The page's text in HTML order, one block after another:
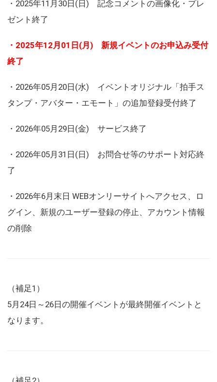
・2025年11月30日(日) 記念コメントの画像化・プレ
ゼント終了
・2025年12月01日(月) 新規イベントのお申込み受付
終了
・2026年05月20日(水) イベントオリジナル「拍手ス
タンプ・アバター・エモート」の追加登録受付終了
・2026年05月29日(金) サービス終了
・2026年05月31日(日) お問合せ等のサポート対応終
了
・2026年6月末日 WEBオンリーサイトへアクセス、ロ
グイン、新規のユーザー登録の停止、アカウント情報
の削除
（補足1）
5月24日～26日の開催イベントが最終開催イベントと
なります。